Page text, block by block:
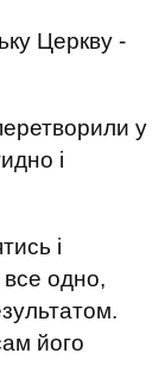
Церкву -
у
і
і
все одно,
його